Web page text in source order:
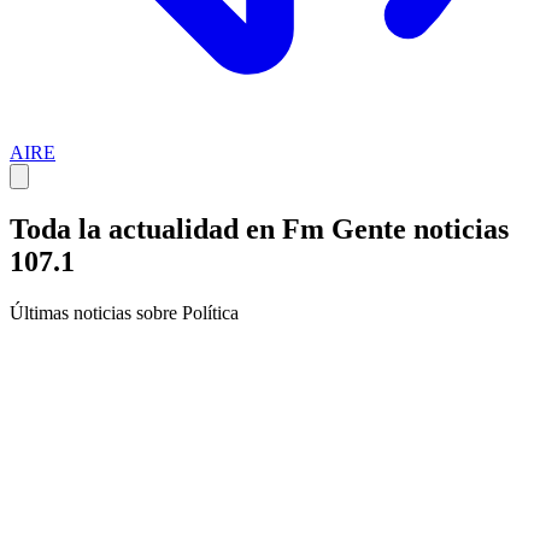
AIRE
Toda la actualidad en Fm Gente noticias
107.1
Últimas noticias sobre Política